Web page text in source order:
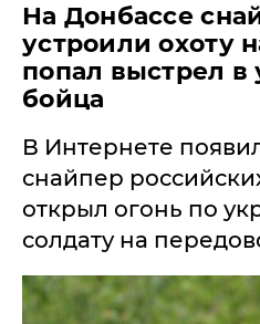
На Донбассе
устроили охоту
попал выстрел в
бойца
​В Интернете
снайпер
открыл огонь по
солдату на